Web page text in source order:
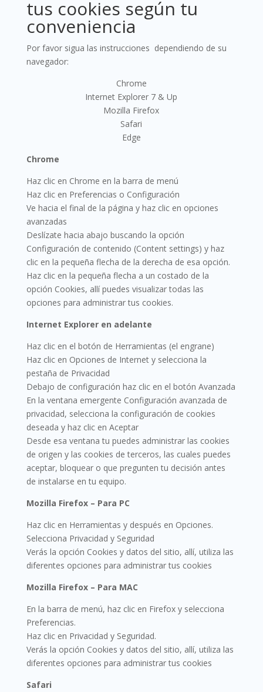
tus cookies según tu
conveniencia
Por favor sigua las instrucciones dependiendo de su
navegador:
Chrome
Internet Explorer 7 & Up
Mozilla Firefox
Safari
Edge
Chrome
Haz clic en Chrome en la barra de menú
Haz clic en Preferencias o Configuración
Ve hacia el final de la página y haz clic en opciones
avanzadas
Deslízate hacia abajo buscando la opción
Configuración de contenido (Content settings) y haz
clic en la pequeña flecha de la derecha de esa opción.
Haz clic en la pequeña flecha a un costado de la
opción Cookies, allí puedes visualizar todas las
opciones para administrar tus cookies.
Internet Explorer en adelante
Haz clic en el botón de Herramientas (el engrane)
Haz clic en Opciones de Internet y selecciona la
pestaña de Privacidad
Debajo de configuración haz clic en el botón Avanzada
En la ventana emergente Configuración avanzada de
privacidad, selecciona la configuración de cookies
deseada y haz clic en Aceptar
Desde esa ventana tu puedes administrar las cookies
de origen y las cookies de terceros, las cuales puedes
aceptar, bloquear o que pregunten tu decisión antes
de instalarse en tu equipo.
Mozilla Firefox – Para PC
Haz clic en Herramientas y después en Opciones.
Selecciona Privacidad y Seguridad
Verás la opción Cookies y datos del sitio, allí, utiliza las
diferentes opciones para administrar tus cookies
Mozilla Firefox – Para MAC
En la barra de menú, haz clic en Firefox y selecciona
Preferencias.
Haz clic en Privacidad y Seguridad.
Verás la opción Cookies y datos del sitio, allí, utiliza las
diferentes opciones para administrar tus cookies
Safari